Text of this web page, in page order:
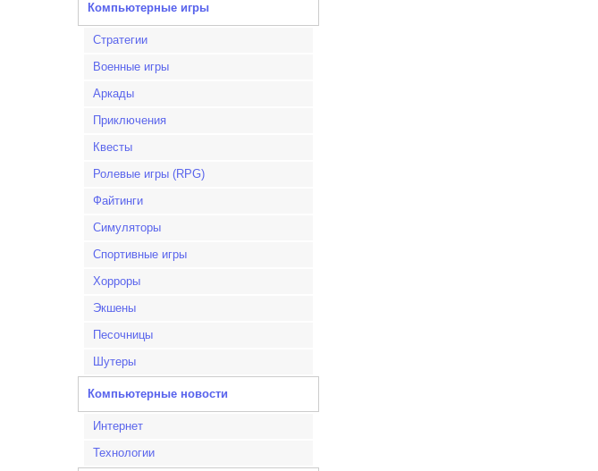
Компьютерные игры
Стратегии
Военные игры
Аркады
Приключения
Квесты
Ролевые игры (RPG)
Файтинги
Симуляторы
Спортивные игры
Хорроры
Экшены
Песочницы
Шутеры
Компьютерные новости
Интернет
Технологии